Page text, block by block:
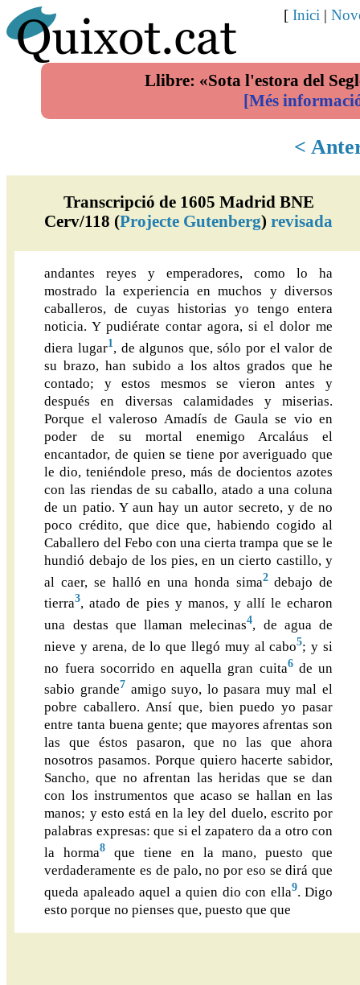
Llibre: «Sota l'estora del
[Més
[ Inici |
<
Transcripció de 1605 Madrid BNE
Cerv/118 (Projecte Gutenberg)revisada
andantes reyes y emperadores, como lo ha
mostrado la experiencia en muchos y diversos
caballeros, de cuyas historias yo tengo entera
noticia. Y pudiérate contar agora, si el dolor me
diera lugar1, de algunos que, sólo por el valor de
su brazo, han subido a los altos grados que he
contado; y estos mesmos se vieron antes y
después en diversas calamidades y miserias.
Porque el valeroso Amadís de Gaula se vio en
poder de su mortal enemigo Arcaláus el
encantador, de quien se tiene por averiguado que
le dio, teniéndole preso, más de docientos azotes
con las riendas de su caballo, atado a una coluna
de un patio. Y aun hay un autor secreto, y de no
poco crédito, que dice que, habiendo cogido al
Caballero del Febo con una cierta trampa que se le
hundió debajo de los pies, en un cierto castillo, y
al caer, se halló en una honda sima2debajo de
tierra3, atado de pies y manos, y allí le echaron
una destas que llaman melecinas4, de agua de
nieve y arena, de lo que llegó muy al cabo5; y si
no fuera socorrido en aquella gran cuita6de un
sabio grande7 amigo suyo, lo pasara muy mal el
pobre caballero. Ansí que, bien puedo yo pasar
entre tanta buena gente; que mayores afrentas son
las que éstos pasaron, que no las que ahora
nosotros pasamos. Porque quiero hacerte sabidor,
Sancho, que no afrentan las heridas que se dan
con los instrumentos que acaso se hallan en las
manos; y esto está en la ley del duelo, escrito por
palabras expresas: que si el zapatero da a otro con
la horma8
que tiene en la mano, puesto que
verdaderamente es de palo, no por eso se dirá que
queda apaleado aquel a quien dio con ella9. Digo
esto porque no pienses que, puesto que que